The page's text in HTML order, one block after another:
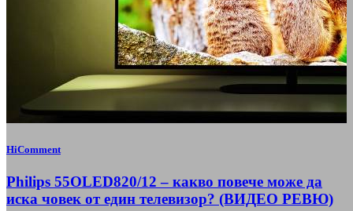
HiComment
Philips 55OLED820/12 – какво повече може да
иска човек от един телевизор? (ВИДЕО РЕВЮ)